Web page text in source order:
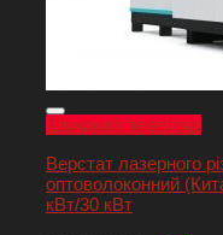
Швидкий перегляд
Верстат лазерного
оптоволоконний
кВт/30 кВт